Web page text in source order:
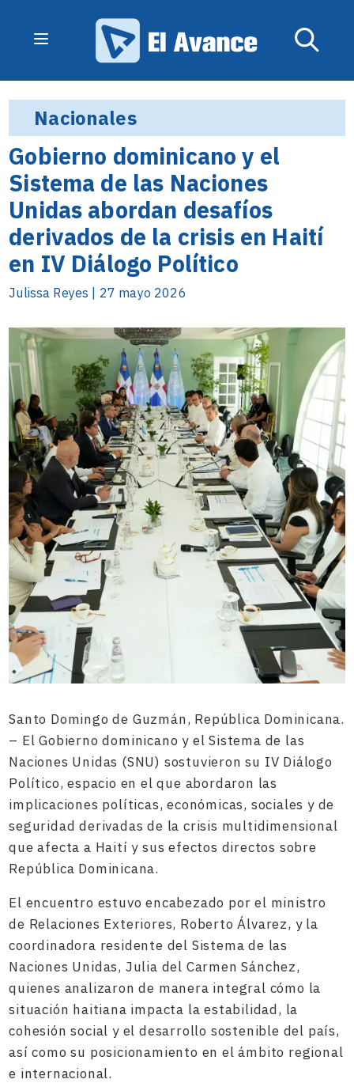
Nacionales
Gobierno dominicano y el
Sistema de las Naciones
Unidas abordan desafíos
derivados de la crisis en Haití
en IV Diálogo Político
Julissa Reyes | 27 mayo 2026
Santo Domingo de Guzmán, República Dominicana.
– El Gobierno dominicano y el Sistema de las
Naciones Unidas (SNU) sostuvieron su IV Diálogo
Político, espacio en el que abordaron las
implicaciones políticas, económicas, sociales y de
seguridad derivadas de la crisis multidimensional
que afecta a Haití y sus efectos directos sobre
República Dominicana.
El encuentro estuvo encabezado por el ministro
de Relaciones Exteriores, Roberto Álvarez, y la
coordinadora residente del Sistema de las
Naciones Unidas, Julia del Carmen Sánchez,
quienes analizaron de manera integral cómo la
situación haitiana impacta la estabilidad, la
cohesión social y el desarrollo sostenible del país,
así como su posicionamiento en el ámbito regional
e internacional.